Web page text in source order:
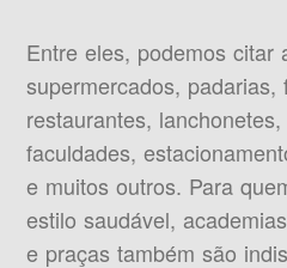
Entre eles, podemos citar
supermercados, padarias,
restaurantes,
faculdades,
e muitos outros. Para
estilo saudável,
e praças também são